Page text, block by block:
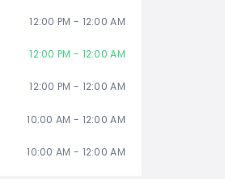
12:00 PM - 12:00 AM
12:00 PM - 12:00 AM
12:00 PM - 12:00 AM
10:00 AM - 12:00 AM
10:00 AM - 12:00 AM